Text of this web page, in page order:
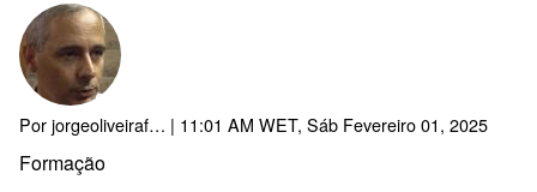
Porjorgeoliveiraf… | 11:01 AM WET, Sáb Fevereiro 01, 2025
Formação